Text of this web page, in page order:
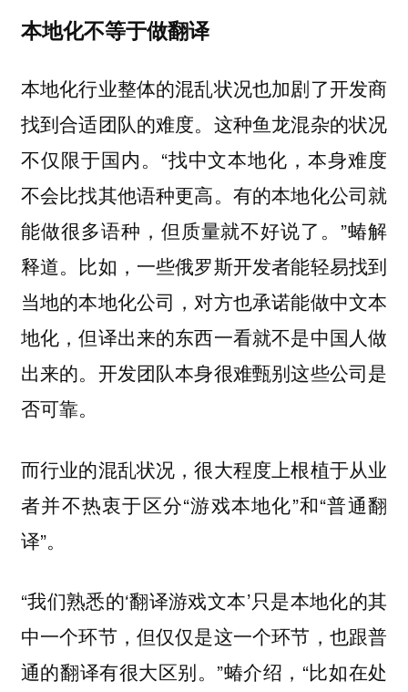
本地化不等于做翻译
本地化行业整体的混乱状况也加剧了开发商
找到合适团队的难度。这种鱼龙混杂的状况
不仅限于国内。“找中文本地化，本身难度
不会比找其他语种更高。有的本地化公司就
能做很多语种，但质量就不好说了。”蝽解
释道。比如，一些俄罗斯开发者能轻易找到
当地的本地化公司，对方也承诺能做中文本
地化，但译出来的东西一看就不是中国人做
出来的。开发团队本身很难甄别这些公司是
否可靠。
而行业的混乱状况，很大程度上根植于从业
者并不热衷于区分“游戏本地化”和“普通翻
译”。
“我们熟悉的‘翻译游戏文本’只是本地化的其
中一个环节，但仅仅是这一个环节，也跟普
通的翻译有很大区别。”蝽介绍，“比如在处